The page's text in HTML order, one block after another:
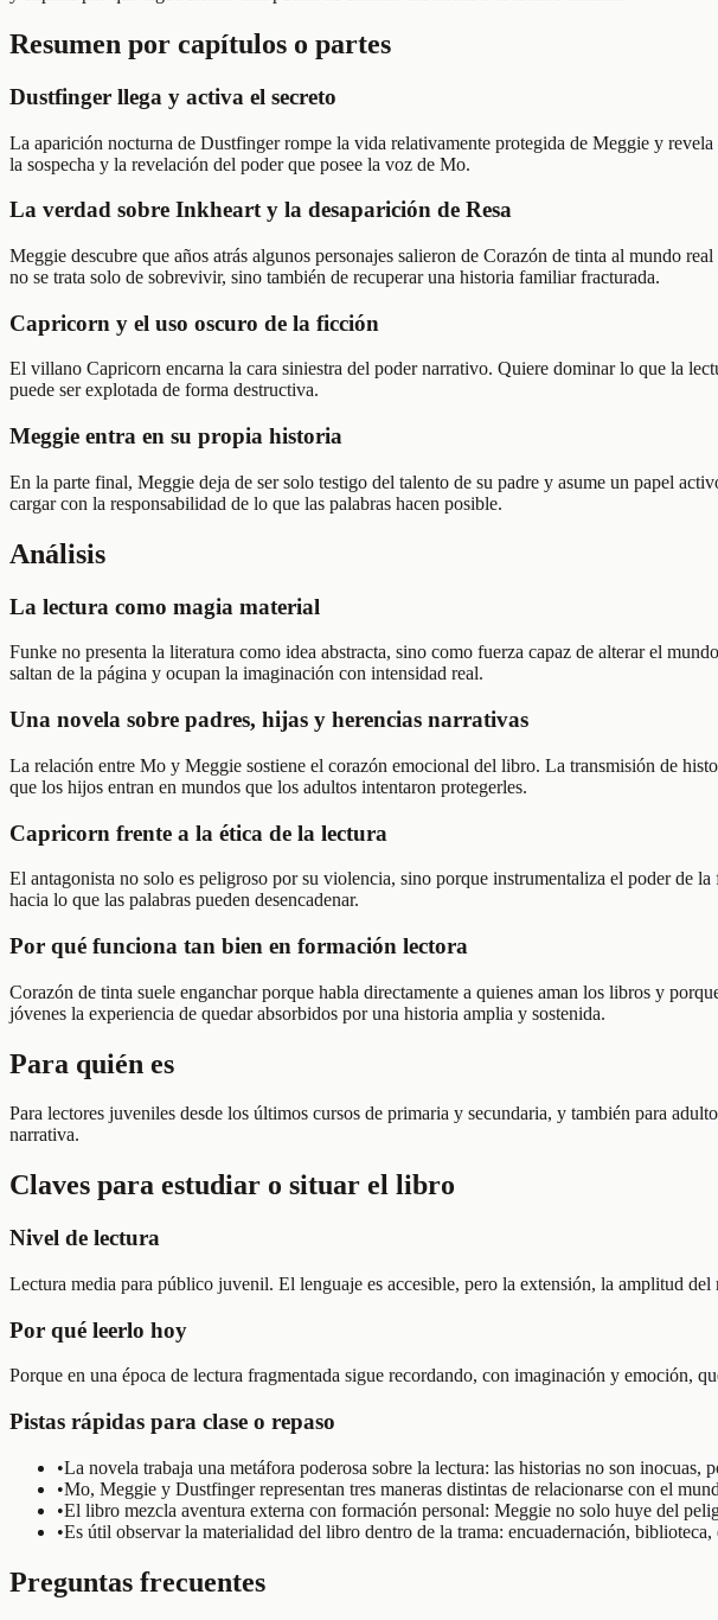
Resumen por capítulos o partes
Dustfinger llega y activa el secreto
La aparición nocturna de Dustfinger rompe la vida relativamente protegida de Meggie y
la sospecha y la revelación del poder que posee la voz de Mo.
La verdad sobre Inkheart y la desaparición de Resa
Meggie descubre que años atrás algunos personajes salieron de Corazón de tinta al mundo
no se trata solo de sobrevivir, sino también de recuperar una historia familiar fracturada.
Capricorn y el uso oscuro de la ficción
El villano Capricorn encarna la cara siniestra del poder narrativo. Quiere dominar lo que la
puede ser explotada de forma destructiva.
Meggie entra en su propia historia
En la parte final, Meggie deja de ser solo testigo del talento de su padre y asume un papel
cargar con la responsabilidad de lo que las palabras hacen posible.
Análisis
La lectura como magia material
Funke no presenta la literatura como idea abstracta, sino como fuerza capaz de alterar el
saltan de la página y ocupan la imaginación con intensidad real.
Una novela sobre padres, hijas y herencias narrativas
La relación entre Mo y Meggie sostiene el corazón emocional del libro. La transmisión de
que los hijos entran en mundos que los adultos intentaron protegerles.
Capricorn frente a la ética de la lectura
El antagonista no solo es peligroso por su violencia, sino porque instrumentaliza el poder de
hacia lo que las palabras pueden desencadenar.
Por qué funciona tan bien en formación lectora
Corazón de tinta suele enganchar porque habla directamente a quienes aman los libros y
jóvenes la experiencia de quedar absorbidos por una historia amplia y sostenida.
Para quién es
Para lectores juveniles desde los últimos cursos de primaria y secundaria, y también para
narrativa.
Claves para estudiar o situar el libro
Nivel de lectura
Lectura media para público juvenil. El lenguaje es accesible, pero la extensión, la amplitud
Por qué leerlo hoy
Porque en una época de lectura fragmentada sigue recordando, con imaginación y emoción,
Pistas rápidas para clase o repaso
•La novela trabaja una metáfora poderosa sobre la lectura: las historias no son inocuas,
•Mo, Meggie y Dustfinger representan tres maneras distintas de relacionarse con el
•El libro mezcla aventura externa con formación personal: Meggie no solo huye del
•Es útil observar la materialidad del libro dentro de la trama: encuadernación,
Preguntas frecuentes